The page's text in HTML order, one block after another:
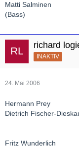
Matti Salminen
(Bass)
richard
INAKTIV
24. Mai 2006
Hermann Prey
Dietrich Fischer-
Fritz Wunderlich